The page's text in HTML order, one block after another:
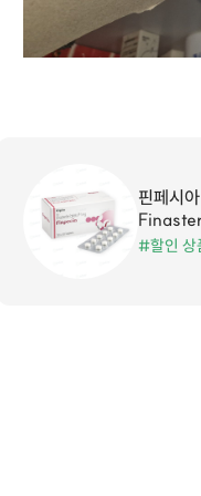
핀페시
#할인 상